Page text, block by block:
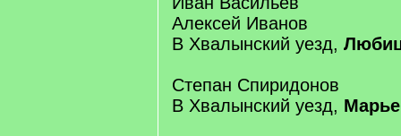
Алексей Иванов
В Хвалынский уезд,
Степан Спиридонов
В Хвалынский уезд,